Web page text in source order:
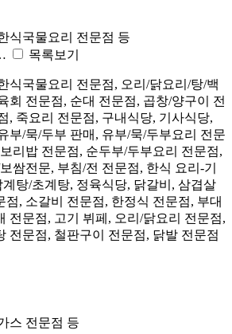
식국물요리 전문점 등
목록보기
식국물요리 전문점, 오리/닭요리/탕/백
회 전문점, 순대 전문점, 곱창/양구이 전
, 죽요리 전문점, 구내식당, 기사식당,
부/묵/두부 판매, 유부/묵/두부요리 전문
리밥 전문점, 순두부/두부요리 전문점,
쌈전문, 부침/전 전문점, 한식 요리-기
탕/초계탕, 정육식당, 닭갈비, 삼겹살
점, 소갈비 전문점, 한정식 전문점, 부대
전문점, 고기 뷔페, 오리/닭요리 전문점,
전문점, 철판구이 전문점, 닭발 전문점
스 전문점 등